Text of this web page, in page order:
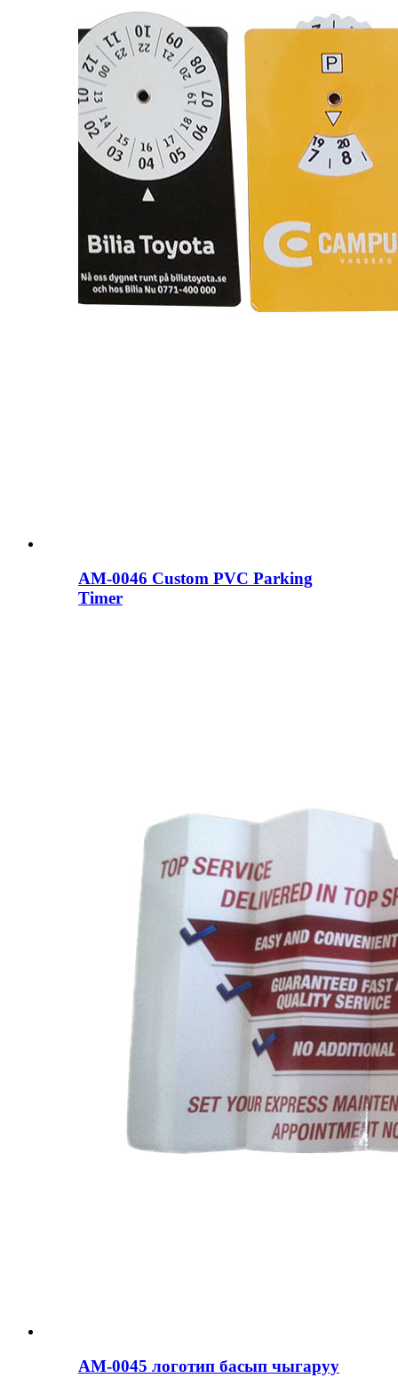
AM-0046 Custom PVC Parking
Timer
AM-0045 логотип басып чыгаруу